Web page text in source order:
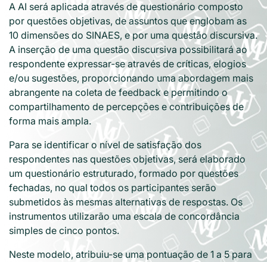
A AI será aplicada através de questionário composto
por questões objetivas, de assuntos que englobam as
10 dimensões do SINAES, e por uma questão discursiva.
A inserção de uma questão discursiva possibilitará ao
respondente expressar-se através de críticas, elogios
e/ou sugestões, proporcionando uma abordagem mais
abrangente na coleta de feedback e permitindo o
compartilhamento de percepções e contribuições de
forma mais ampla.
Para se identificar o nível de satisfação dos
respondentes nas questões objetivas, será elaborado
um questionário estruturado, formado por questões
fechadas, no qual todos os participantes serão
submetidos às mesmas alternativas de respostas. Os
instrumentos utilizarão uma escala de concordância
simples de cinco pontos.
Neste modelo, atribuiu-se uma pontuação de 1 a 5 para